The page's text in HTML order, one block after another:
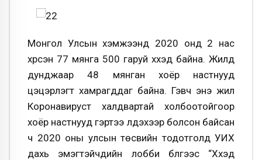
Монгол Улсын хэмжээнд 2020 онд 2 нас
хүрсэн 77 мянга 500 гаруй хүүхэд байна. Жилд
дунджаар 48 мянган хоёр настнууд
цэцэрлэгт хамрагддаг байна. Гэвч энэ жил
Коронавируст халдвартай холбоотойгоор
хоёр настнууд гэртээ үлдэхээр болсон байсан
ч 2020 оны улсын төсвийн тодотголд УИХ
дахь эмэгтэйчүүдийн лобби бүлгээс “Хүүхэд